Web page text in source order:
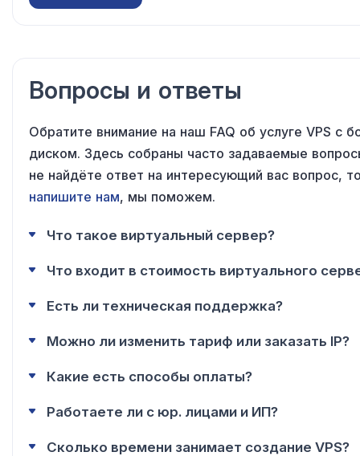
Вопросы и ответы
Обратите внимание на наш FAQ об услуге VPS с
диском. Здесь собраны часто задаваемые
не найдёте ответ на интересующий вас вопрос,
напишите нам, мы поможем.
Что такое виртуальный сервер?
Что входит в стоимость виртуального
Есть ли техническая поддержка?
Можно ли изменить тариф или заказать IP?
Какие есть способы оплаты?
Работаете ли с юр. лицами и ИП?
Сколько времени занимает создание VPS?